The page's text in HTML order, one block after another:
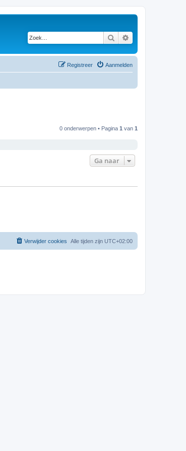
Zoek
Aanmelden
Registreer
0 onderwerpen • Pagina 1 van 1
Ga naar
Alle tijden zijn UTC+02:00
Verwijder cookies